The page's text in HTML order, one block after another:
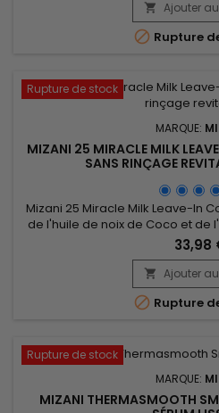
démêle les cheveux en
et plus brillants. Conçu pour
et...
 Ajouter
 Rupture
Rupture de stock
MARQUE:
MIZANI 25 MIRACLE MILK
SANS RINÇAGE
Mizani 25 Miracle Milk Leave-In
de l'huile de noix de Coco et de
revitaliser et hydrater
profondément, améliore la
souplesse, tout en
externes. Parfait pour les
33,98
 Ajouter
 Rupture
Rupture de stock
MARQUE:
MIZANI THERMASMOOTH